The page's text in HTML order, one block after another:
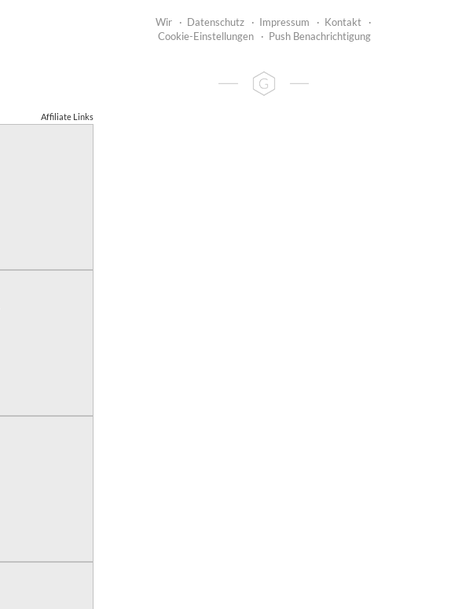
Affiliate Links
Wir · Datenschutz · Impressum · Kontakt
·
Cookie-Einstellungen
· Push Benachrichtigung